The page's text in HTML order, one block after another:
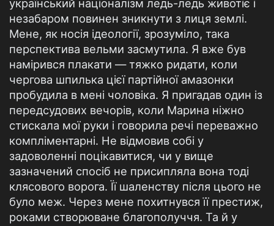
український націоналізм ледь-ледь животіє і
незабаром повинен зникнути з лиця землі.
Мене, як носія ідеології, зрозуміло, така
перспектива вельми засмутила. Я вже був
намірився плакати — тяжко ридати, коли
чергова шпилька цієї партійної амазонки
пробудила в мені чоловіка. Я пригадав один із
передсудових вечорів, коли Марина ніжно
стискала мої руки і говорила речі переважно
компліментарні. Не відмовив собі у
задоволенні поцікавитися, чи у вище
зазначений спосіб не присипляла вона тоді
клясового ворога. Її шаленству після цього не
було меж. Через мене похитнувся її престиж,
роками створюване благополуччя. Та й у